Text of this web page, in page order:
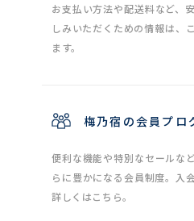
お支払い方法や配送料など、
しみいただくための情報は、
ます。
梅乃宿の会員プロ
便利な機能や特別なセールな
らに豊かになる会員制度。入
詳しくはこちら。